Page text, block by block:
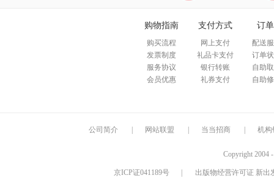
购物指南
购买流程
发票制度
服务协议
会员优惠
支付方式
网上支付
礼品卡支付
银行转账
礼券支付
订
配送
订单
自助
自助
公司简介 网站联盟 当当招商 机构
Copyright 2004
京ICP证041189号
出版物经营许可证 新出